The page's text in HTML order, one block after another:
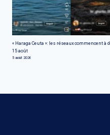
« Haraga Ceuta »: les réseaux commencent
15 août
5 août 2026